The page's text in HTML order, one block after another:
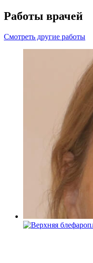
Работы врачей
Смотреть другие работы